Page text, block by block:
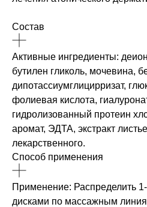
Состав
Активные ингредиенты:
бутилен гликоль, мочевина,
дипотассиумглицирризат,
фолиевая кислота,
гидролизованный протеин
аромат, ЭДТА, экстракт
лекарственного.
Способ применения
Применение: Распределить
дисками по массажным